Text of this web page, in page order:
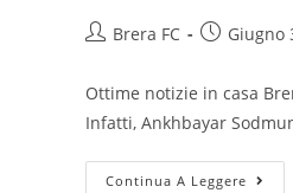
Brera FC Giugno
Ottime notizie in casa
Infatti, Ankhbayar
Continua A Leggere